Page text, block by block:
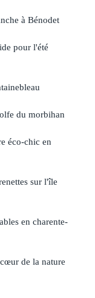
à Bénodet
pour l'été
du morbihan
éco-chic en
sur l'île
en charente-
de la nature